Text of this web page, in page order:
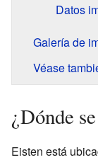
Datos
Galería de
Véase
¿Dónde
Eisten está